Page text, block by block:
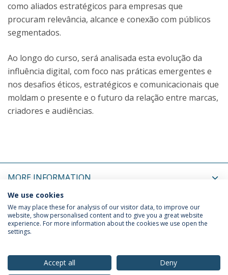
como aliados estratégicos para empresas que
procuram relevância, alcance e conexão com públicos
segmentados.
Ao longo do curso, será analisada esta evolução da
influência digital, com foco nas práticas emergentes e
nos desafios éticos, estratégicos e comunicacionais que
moldam o presente e o futuro da relação entre marcas,
criadores e audiências.
MORE INFORMATION
COORDINATORS
Privacy Policy
We use cookies
We may place these for analysis of our visitor data, to improve our
website, show personalised content and to give you a great website
experience. For more information about the cookies we use open the
settings.
Accept all Deny